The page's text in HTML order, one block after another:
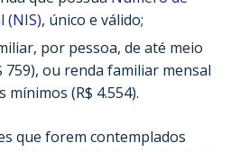
(NIS), único e válido;
por pessoa, de até meio
759), ou renda familiar mensal
(R$ 4.554).
que forem contemplados